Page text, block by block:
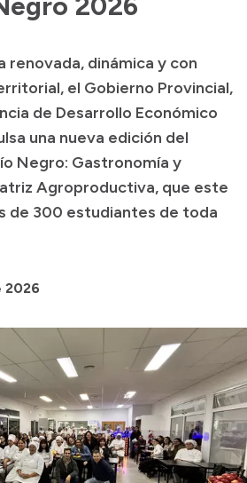
proveedores
renovada, dinámica y con
el Gobierno Provincial,
de Desarrollo Económico
una nueva edición del
Negro: Gastronomía y
Agroproductiva, que este
de 300 estudiantes de toda
2026